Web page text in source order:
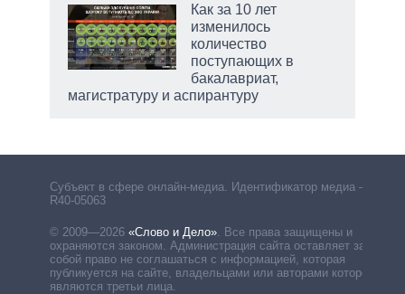
Как за 10 лет
изменилось
количество
поступающих в
бакалавриат,
магистратуру и аспирантуру
Субъект в сфере онлайн-медиа. Идентификатор медиа –
R40-05063
© 2009—2026 «Слово и Дело» Все права защищены и
охраняются законом. Администрация сайта оставляет за
собой право не соглашаться с информацией, которая
публикуется на сайте, владельцами или авторами которой
являются третьи лица.